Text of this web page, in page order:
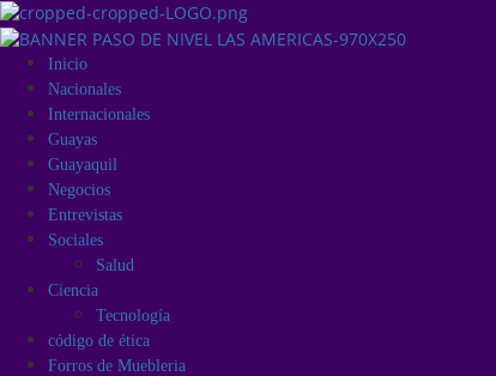
Inicio
Nacionales
Internacionales
Guayas
Guayaquil
Negocios
Entrevistas
Sociales
Salud
Ciencia
Tecnología
código de ética
Forros de Muebleria